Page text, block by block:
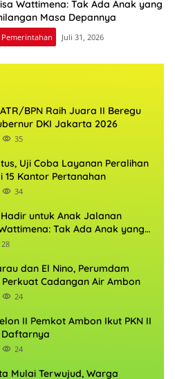
Wattimena: Tak Ada Anak yang
Masa Depannya
Juli 31, 2026
BPN Raih Juara II Beregu
DKI Jakarta 2026
35
Uji Coba Layanan Peralihan
15 Kantor Pertanahan
34
untuk Anak Jalanan
Tak Ada Anak yang
Masa Depannya
28
dan El Nino, Perumdam
Cadangan Air Ambon
24
II Pemkot Ambon Ikut PKN II
Daftarnya
24
Mulai Terwujud, Warga